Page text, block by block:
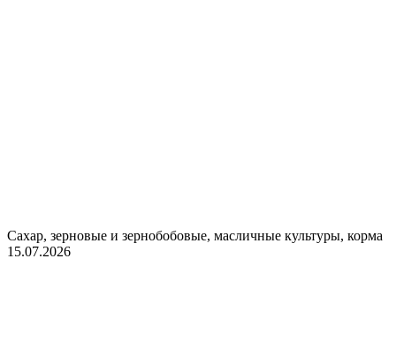
Сахар, зерновые и зернобобовые, масличные культуры, корма
15.07.2026